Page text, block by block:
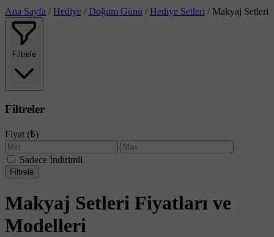
Ana Sayfa / Hediye / Doğum Günü / Hediye Setleri / Makyaj Setleri
Filtrele
Filtreler
Fiyat (₺)
Sadece İndirimli
Filtrele
Makyaj Setleri Fiyatları ve
Modelleri